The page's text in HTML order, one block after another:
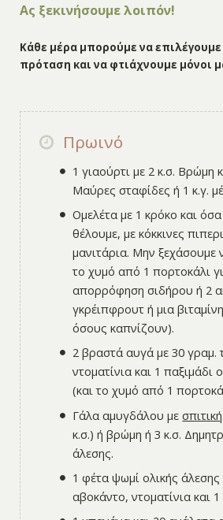
Ας ξεκινήσουμε λοιπόν!
Κάθε μέρα μπορούμε να επιλέγουμε
πρόταση και να φτιάχνουμε μόνοι
Πρωινό
1 γιαούρτι με 2 κ.σ. Βρώμη
Μαύρες σταφίδες ή 1 κ.γ.
Ομελέτα με 1 κρόκο και
θέλουμε, με κόκκινες
μανιτάρια. Μην ξεχάσουμε
το χυμό από 1 πορτοκάλι
απορρόφηση σιδήρου ή 2
γκρέιπφρουτ ή μια
όσους καπνίζουν).
2 βραστά αυγά με 30 γραμ.
ντοματίνια και 1 παξιμάδι
(και το χυμό από 1
Γάλα αμυγδάλου με
κ.σ.) ή βρώμη ή 3 κ.σ.
άλεσης.
1 φέτα ψωμί ολικής
αβοκάντο, ντοματίνια και